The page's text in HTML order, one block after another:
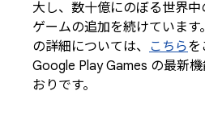
大し、数十億にのぼる世界
ゲームの追加を続けていま
の詳細については、 こちらを
Google Play Games の最新
おりです。